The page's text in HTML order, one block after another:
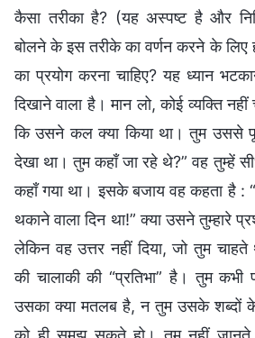
कैसा तरीका है? (यह अस्पष्ट है और
बोलने के इस तरीके का वर्णन करने के लिए
का प्रयोग करना चाहिए? यह ध्यान
दिखाने वाला है। मान लो, कोई व्यक्ति
कि उसने कल क्या किया था। तुम उससे
देखा था। तुम कहाँ जा रहे थे?” वह तुम्हें
कहाँ गया था। इसके बजाय वह कहता है :
थकाने वाला दिन था!” क्या उसने तुम्हारे
लेकिन वह उत्तर नहीं दिया, जो तुम
की चालाकी की “प्रतिभा” है। तुम
उसका क्या मतलब है, न तुम उसके शब्दों